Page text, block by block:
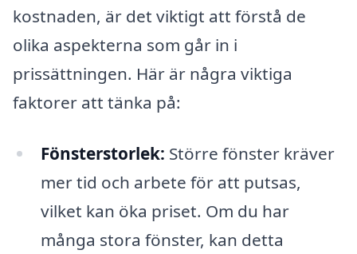
kostnaden, är det viktigt att förstå de
olika aspekterna som går in i
prissättningen. Här är några viktiga
faktorer att tänka på:
Fönsterstorlek: Större fönster kräver
mer tid och arbete för att putsas,
vilket kan öka priset. Om du har
många stora fönster, kan detta